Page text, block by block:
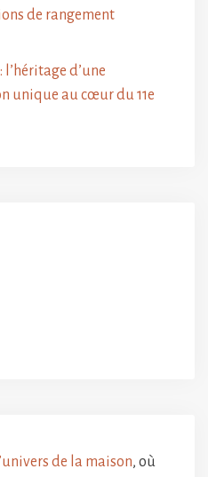
de rangement
d’une
unique au cœur du 11e
l’univers de la maison, où